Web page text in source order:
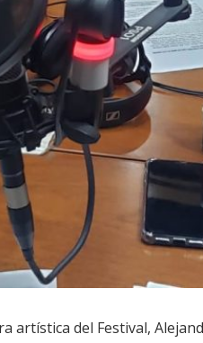
artística del Festival,